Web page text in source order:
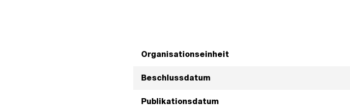
Organisationseinheit
Beschlussdatum
Publikationsdatum